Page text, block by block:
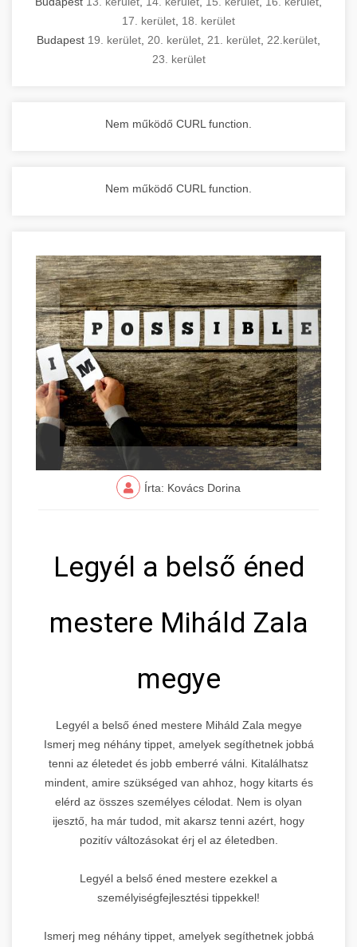
17. kerület 18. kerület
Budapest 19. kerület 20. kerület 21. kerület 22.kerület
23. kerület
Nem működő CURL function.
Nem működő CURL function.
Írta: Kovács Dorina
Legyél a belső éned
mestere Miháld Zala
megye
Legyél a belső éned mestere Miháld Zala megye
Ismerj meg néhány tippet, amelyek segíthetnek jobbá
tenni az életedet és jobb emberré válni. Kitalálhatsz
mindent, amire szükséged van ahhoz, hogy kitarts és
elérd az összes személyes célodat. Nem is olyan
ijesztő, ha már tudod, mit akarsz tenni azért, hogy
pozitív változásokat érj el az életedben.
Legyél a belső éned mestere ezekkel a
személyiségfejlesztési tippekkel!
Ismerj meg néhány tippet, amelyek segíthetnek jobbá